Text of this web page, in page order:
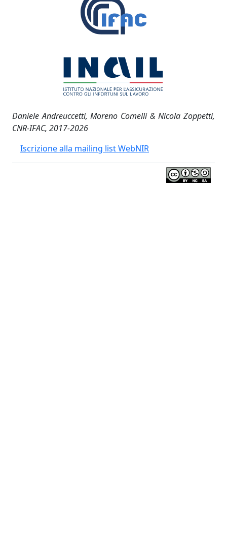
Daniele Andreuccetti, Moreno Comelli & Nicola Zoppetti,
CNR-IFAC, 2017-2026
Iscrizione alla mailing list WebNIR